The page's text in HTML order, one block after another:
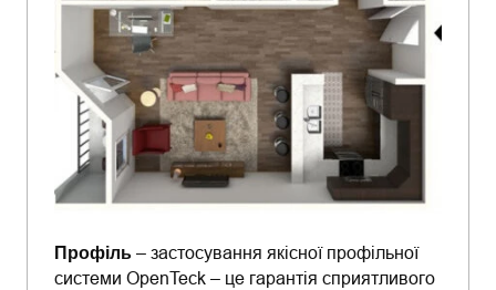
Профіль – застосування якісної профільної
системи OpenTeck – це гарантія сприятливого